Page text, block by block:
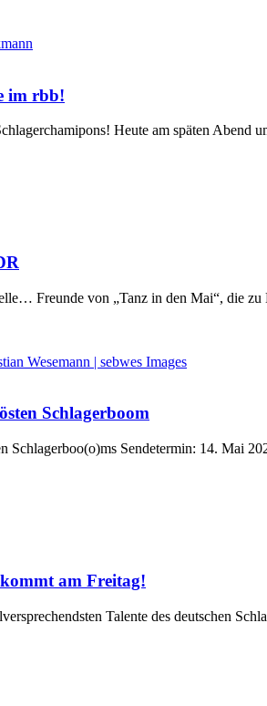
im rbb!
Heute am späten Abend
Freunde von „Tanz in den Mai“, die zu
Schlagerboom
Sendetermin: 14. Mai
am Freitag!
Talente des deutschen